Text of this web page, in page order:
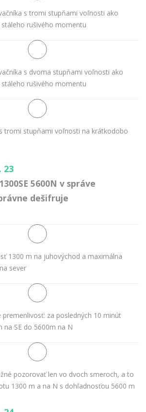
s tromi stupňami voľnosti ako
rušivého momentu
s dvoma stupňami voľnosti ako
rušivého momentu
tromi stupňami voľnosti na krátkodobo
23
5600N v správe
dešifruje
1300 m na juhovýchod a maximálna
sever
za posledných 10 minút
na SE do 5600m na N
pozorovať len vo dvoch smeroch, a to
1300 m a na N s dohľadnosťou 5600 m